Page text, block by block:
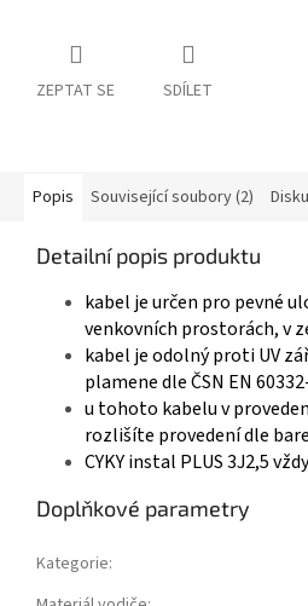
ZEPTAT SE SDÍLET
Popis Související soubory (2)
Detailní popis produktu
kabel je určen pro pevné
venkovních prostorách, v
kabel je odolný proti UV
plamene dle ČSN EN
u tohoto kabelu v
rozlišíte provedení dle
CYKY instal PLUS 3J2,5
Doplňkové parametry
Kategorie: